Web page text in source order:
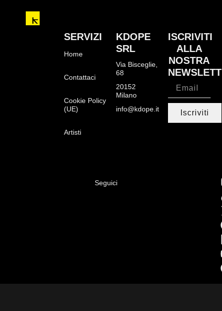
SERVIZI
Home
Contattaci
Cookie Policy
(UE)
Artisti
KDOPE
SRL
Via Bisceglie,
68
20152
Milano
info@kdope.it
ISCRIVITI
ALLA
NOSTRA
Iscriviti
Seguici